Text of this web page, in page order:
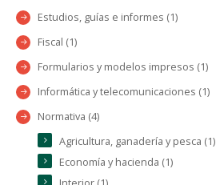
Estudios, guías e informes (1)
Fiscal (1)
Formularios y modelos impresos (1)
Informática y telecomunicaciones (1)
Normativa (4)
Agricultura, ganadería y pesca (1)
Economía y hacienda (1)